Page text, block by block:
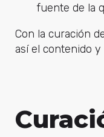
fuente de la
Con la curación
así el contenido y